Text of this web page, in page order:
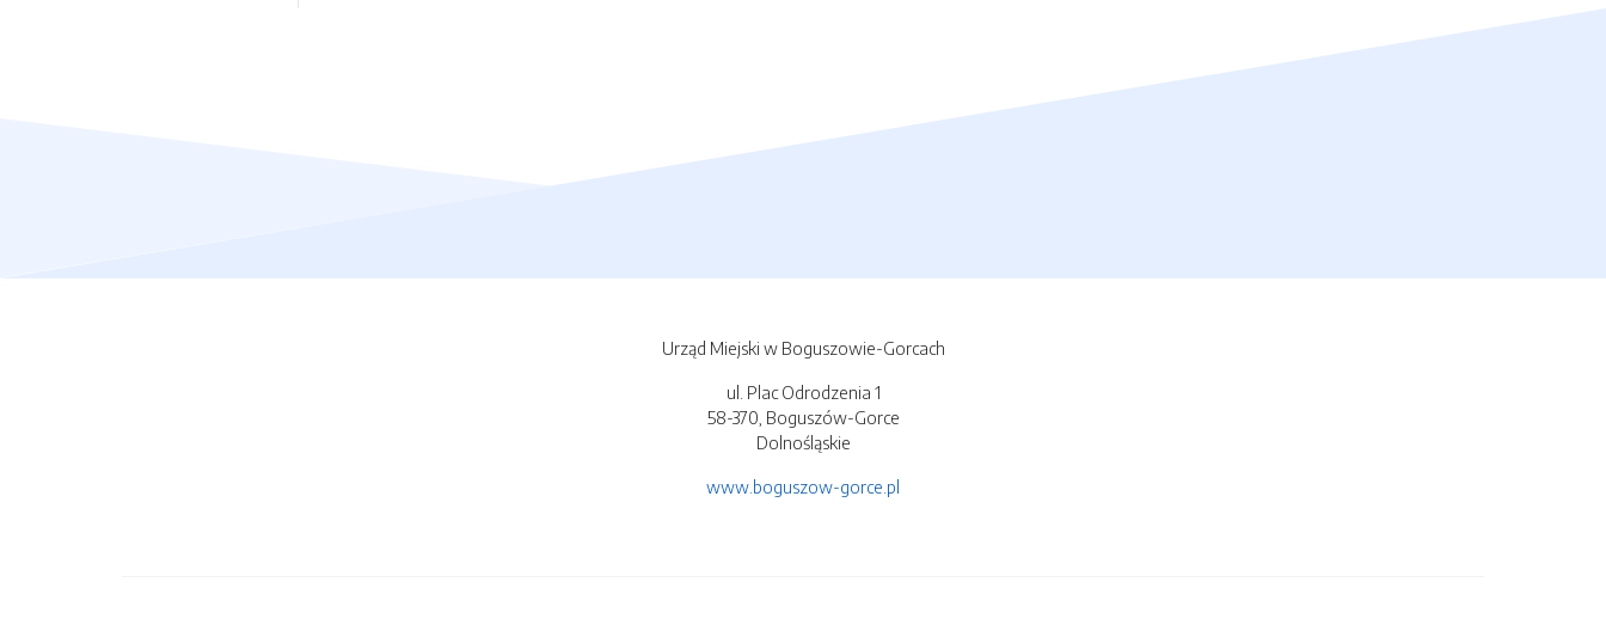
Urząd Miejski w Boguszowie-Gorcach
ul. Plac Odrodzenia 1
58-370, Boguszów-Gorce
Dolnośląskie
www.boguszow-gorce.pl